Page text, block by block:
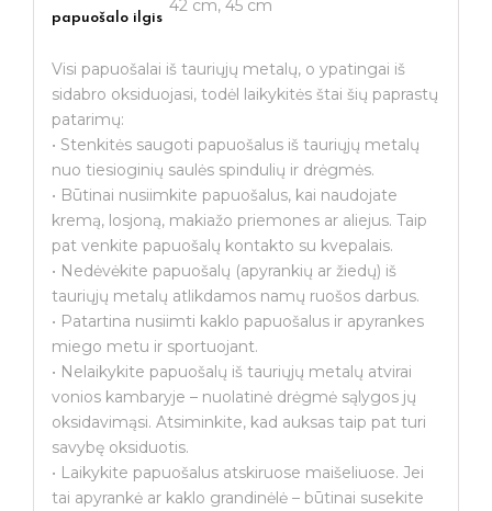
papuošalo ilgis
42 cm, 45 cm
Visi papuošalai iš tauriųjų metalų, o ypatingai iš
sidabro oksiduojasi, todėl laikykitės štai šių paprastų
patarimų:
• Stenkitės saugoti papuošalus iš tauriųjų metalų
nuo tiesioginių saulės spindulių ir drėgmės.
• Būtinai nusiimkite papuošalus, kai naudojate
kremą, losjoną, makiažo priemones ar aliejus. Taip
pat venkite papuošalų kontakto su kvepalais.
• Nedėvėkite papuošalų (apyrankių ar žiedų) iš
tauriųjų metalų atlikdamos namų ruošos darbus.
• Patartina nusiimti kaklo papuošalus ir apyrankes
miego metu ir sportuojant.
• Nelaikykite papuošalų iš tauriųjų metalų atvirai
vonios kambaryje – nuolatinė drėgmė sąlygos jų
oksidavimąsi. Atsiminkite, kad auksas taip pat turi
savybę oksiduotis.
• Laikykite papuošalus atskiruose maišeliuose. Jei
tai apyrankė ar kaklo grandinėlė – būtinai susekite